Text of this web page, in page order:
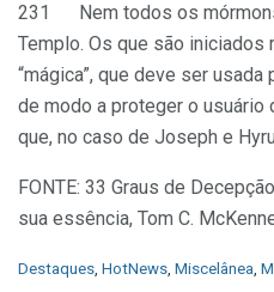
231 Nem todos os
Templo. Os que são iniciados
“mágica”, que deve ser
de modo a proteger o usuário
que, no caso de Joseph e
FONTE: 33 Graus de
sua essência, Tom C.
C
Destaques, HotNews, Miscelânea,